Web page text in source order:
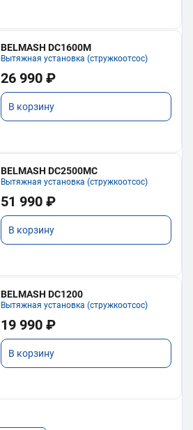
BELMASH DC1600M
Вытяжная установка (стружкоотсос)
26 990 ₽
В корзину
BELMASH DC2500MC
Вытяжная установка (стружкоотсос)
51 990 ₽
В корзину
BELMASH DC1200
Вытяжная установка (стружкоотсос)
19 990 ₽
В корзину